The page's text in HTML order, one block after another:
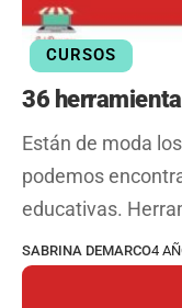
CURSOS
36
Están de moda
podemos
educativas.
SABRINA DEMARCO4